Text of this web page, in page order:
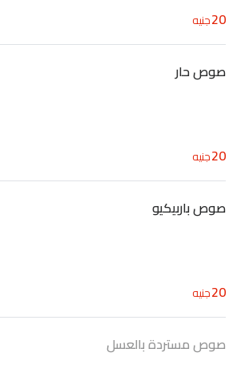
20جنيه
صوص حار
20جنيه
صوص باربيكيو
20جنيه
صوص مستردة بالعسل